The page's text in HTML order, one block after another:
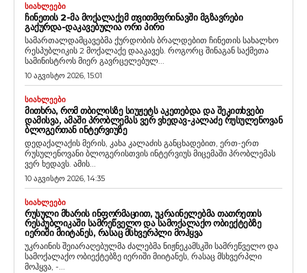
ᲡᲘᲐᲮᲚᲔᲔᲑᲘ
ᲩᲘᲜᲔᲗᲘᲡ 2-ᲛᲐ ᲛᲝᲥᲐᲚᲐᲥᲔᲛ ᲗᲕᲘᲗᲛᲤᲠᲘᲜᲐᲕᲨᲘ ᲛᲒᲖᲐᲕᲠᲔᲑᲘ
ᲒᲐᲥᲣᲠᲓᲐ-ᲓᲐᲙᲐᲕᲔᲑᲣᲚᲘᲐ ᲝᲠᲘ ᲞᲘᲠᲘ
სამართალდამცავებმა ქურდობის ბრალდებით ჩინეთის სახალხო
რესპუბლიკის 2 მოქალაქე დააკავეს. როგორც შინაგან საქმეთა
სამინისტროს მიერ გავრცელებულ...
10 აგვისტო 2026, 15:01
ᲡᲘᲐᲮᲚᲔᲔᲑᲘ
ᲛᲘᲗᲮᲠᲐ, ᲠᲝᲛ ᲗᲑᲘᲚᲘᲡᲖᲔ ᲡᲘᲣᲟᲔᲢᲡ ᲐᲙᲔᲗᲔᲑᲓᲐ ᲓᲐ ᲨᲔᲙᲘᲗᲮᲕᲔᲑᲘ
ᲓᲐᲛᲘᲡᲕᲐ, ᲐᲛᲐᲨᲘ ᲞᲠᲝᲑᲚᲔᲛᲐᲡ ᲕᲔᲠ ᲕᲮᲔᲓᲐᲕ-ᲙᲐᲚᲐᲫᲔ ᲠᲣᲡᲣᲚᲔᲜᲝᲕᲐᲜ
ᲑᲚᲝᲒᲔᲠᲗᲐᲜ ᲘᲜᲢᲔᲠᲕᲘᲣᲖᲔ
დედაქალაქის მერის, კახა კალაძის განცხადებით, ერთ-ერთ
რუსულენოვანი ბლოგერისთვის ინტერვიუს მიცემაში პრობლემას
ვერ ხედავს. ამის...
10 აგვისტო 2026, 14:35
ᲡᲘᲐᲮᲚᲔᲔᲑᲘ
ᲠᲣᲡᲣᲚᲘ ᲛᲮᲐᲠᲘᲡ ᲘᲜᲤᲝᲠᲛᲐᲪᲘᲘᲗ, ᲣᲙᲠᲐᲘᲜᲔᲚᲔᲑᲛᲐ ᲗᲐᲗᲠᲔᲗᲘᲡ
ᲠᲔᲡᲞᲣᲑᲚᲘᲙᲐᲨᲘ ᲡᲐᲛᲠᲔᲬᲕᲔᲚᲝ ᲓᲐ ᲡᲐᲛᲝᲥᲐᲚᲐᲥᲝ ᲝᲑᲘᲔᲥᲢᲔᲑᲖᲔ
ᲘᲔᲠᲘᲨᲘ ᲛᲘᲘᲢᲐᲜᲔᲡ, ᲠᲐᲡᲐᲪ ᲛᲡᲮᲕᲔᲠᲞᲚᲘ ᲛᲝᲰᲧᲕᲐ
უკრაინის შეიარაღებულმა ძალებმა ნიჟნეკამსკში სამრეწველო და
სამოქალაქო ობიექტებზე იერიში მიიტანეს, რასაც მსხვერპლი
მოჰყვა, -...